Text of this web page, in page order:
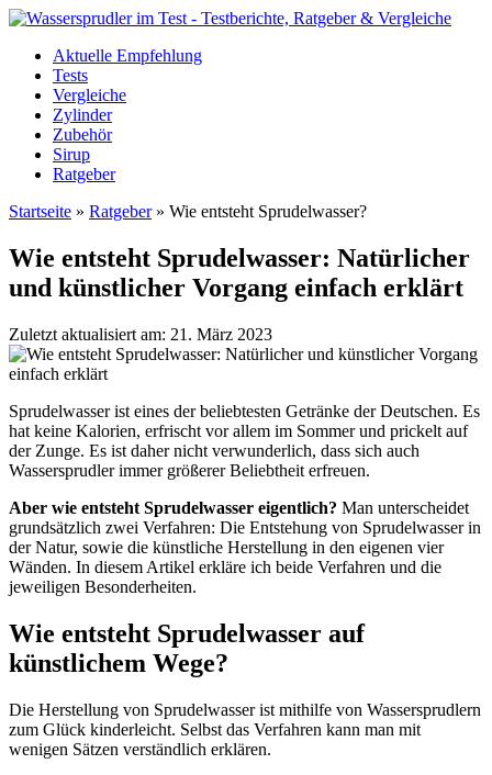
Aktuelle Empfehlung
Tests
Vergleiche
Zylinder
Zubehör
Sirup
Ratgeber
Startseite » Ratgeber» Wie entsteht Sprudelwasser?
Wie entsteht Sprudelwasser: Natürlicher
und künstlicher Vorgang einfach erklärt
Zuletzt aktualisiert am: 21. März 2023
Sprudelwasser ist eines der beliebtesten Getränke der Deutschen. Es
hat keine Kalorien, erfrischt vor allem im Sommer und prickelt auf
der Zunge. Es ist daher nicht verwunderlich, dass sich auch
Wassersprudler immer größerer Beliebtheit erfreuen.
Aber wie entsteht Sprudelwasser eigentlich? Man unterscheidet
grundsätzlich zwei Verfahren: Die Entstehung von Sprudelwasser in
der Natur, sowie die künstliche Herstellung in den eigenen vier
Wänden. In diesem Artikel erkläre ich beide Verfahren und die
jeweiligen Besonderheiten.
Wie entsteht Sprudelwasser auf
künstlichem Wege?
Die Herstellung von Sprudelwasser ist mithilfe von Wassersprudlern
zum Glück kinderleicht. Selbst das Verfahren kann man mit
wenigen Sätzen verständlich erklären.